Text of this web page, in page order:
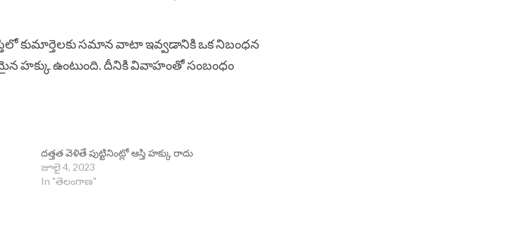
కుమార్తెలకు సమాన వాటా ఇవ్వడానికి ఒక నిబంధన
హక్కు ఉంటుంది. దీనికి వివాహంతో సంబంధం
దత్తత వెళితే పుట్టినింట్లో ఆస్తి హక్కు రాదు
జూలై 4, 2023
In "తెలంగాణ"